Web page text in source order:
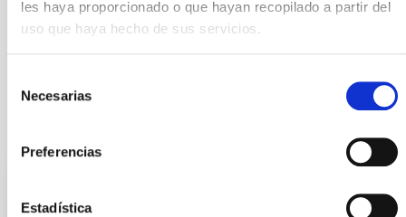
les haya proporcionado o que hayan recopilado a partir del
uso que haya hecho de sus servicios.
Necesarias
Preferencias
Estadística